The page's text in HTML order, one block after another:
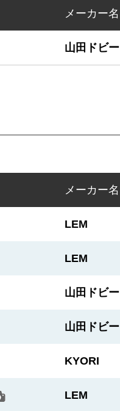
メーカー名
山田ドビー
メーカー名
LEM
LEM
山田ドビー
山田ドビー
KYORI
LEM